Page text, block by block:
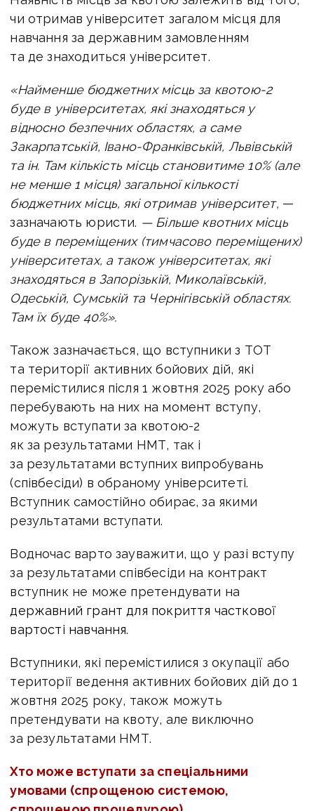
чи отримав університет загалом місця для
навчання за державним замовленням
та де знаходиться університет.
«Найменше бюджетних місць за квотою-2
буде в університетах, які знаходяться у
відносно безпечних областях, а саме
Закарпатській, Івано-Франківській, Львівській
та ін. Там кількість місць становитиме 10% (але
не менше 1 місця) загальної кількості
бюджетних місць, які отримав університет, —
зазначають юристи. — Більше квотних місць
буде в переміщених (тимчасово переміщених)
університетах, а також університетах, які
знаходяться в Запорізькій, Миколаївській,
Одеській, Сумській та Чернігівській областях.
Там їх буде 40%».
Також зазначається, що вступники з ТОТ
та території активних бойових дій, які
перемістилися після 1 жовтня 2025 року або
перебувають на них на момент вступу,
можуть вступати за квотою-2
як за результатами НМТ, так і
за результатами вступних випробувань
(співбесіди) в обраному університеті.
Вступник самостійно обирає, за якими
результатами вступати.
Водночас варто зауважити, що у разі вступу
за результатами співбесіди на контракт
вступник не може претендувати на
державний грант для покриття часткової
вартості навчання.
Вступники, які перемістилися з окупації або
території ведення активних бойових дій до 1
жовтня 2025 року, також можуть
претендувати на квоту, але виключно
за результатами НМТ.
Хто може вступати за спеціальними
умовами (спрощеною системою,